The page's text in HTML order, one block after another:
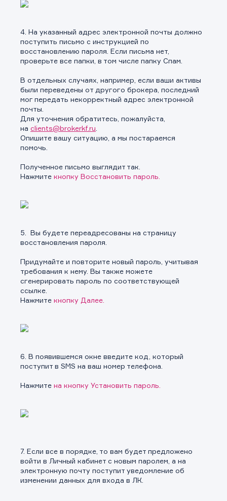
4. На указанный адрес электронной почты должно
поступить письмо с инструкцией по
восстановлению пароля. Если письма нет,
проверьте все папки, в том числе папку Спам.
В отдельных случаях, например, если ваши активы
были переведены от другого брокера, последний
мог передать некорректный адрес электронной
почты.
Для уточнения обратитесь, пожалуйста,
на clients@brokerkf.ru
Опишите вашу ситуацию, а мы постараемся
помочь.
Полученное письмо выглядит так.
Нажмите кнопку Восстановить пароль.
5. Вы будете переадресованы на страницу
восстановления пароля.
Придумайте и повторите новый пароль, учитывая
требования к нему. Вы также можете
сгенерировать пароль по соответствующей
ссылке.
Нажмите кнопку Далее.
6. В появившемся окне введите код, который
поступит в SMS на ваш номер телефона.
Нажмите на кнопку Установить пароль.
7. Если все в порядке, то вам будет предложено
войти в Личный кабинет с новым паролем, а на
электронную почту поступит уведомление об
изменении данных для входа в ЛК.